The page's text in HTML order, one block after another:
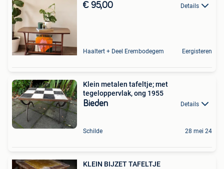
€ 95,00 Details
Haaltert + Deel Erembodegem Eergisteren
Klein metalen tafeltje; met
tegeloppervlak, ong 1955
Bieden Details
Schilde 28 mei 24
KLEIN BIJZET TAFELTJE